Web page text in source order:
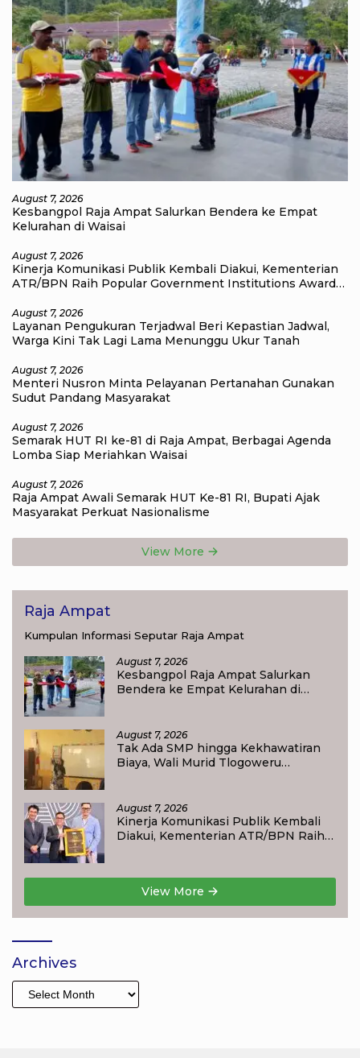
August 7, 2026
Kesbangpol Raja Ampat Salurkan Bendera ke Empat
Kelurahan di Waisai
August 7, 2026
Kinerja Komunikasi Publik Kembali Diakui, Kementerian
ATR/BPN Raih Popular Government Institutions Award
August 7, 2026
Layanan Pengukuran Terjadwal Beri Kepastian Jadwal,
Warga Kini Tak Lagi Lama Menunggu Ukur Tanah
August 7, 2026
Menteri Nusron Minta Pelayanan Pertanahan Gunakan
Sudut Pandang Masyarakat
August 7, 2026
Semarak HUT RI ke-81 di Raja Ampat, Berbagai Agenda
Lomba Siap Meriahkan Waisai
August 7, 2026
Raja Ampat Awali Semarak HUT Ke-81 RI, Bupati Ajak
Masyarakat Perkuat Nasionalisme
View More
Raja Ampat
Kumpulan Informasi Seputar Raja Ampat
August 7, 2026
Kesbangpol Raja Ampat Salurkan
Bendera ke Empat Kelurahan di
August 7, 2026
Tak Ada SMP hingga Kekhawatiran
Biaya, Wali Murid Tlogoweru
August 7, 2026
Kinerja Komunikasi Publik Kembali
Diakui, Kementerian ATR/BPN Raih
View More
Archives
Archives